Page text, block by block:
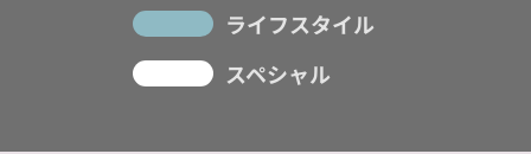
ライフスタイル
スペシャル